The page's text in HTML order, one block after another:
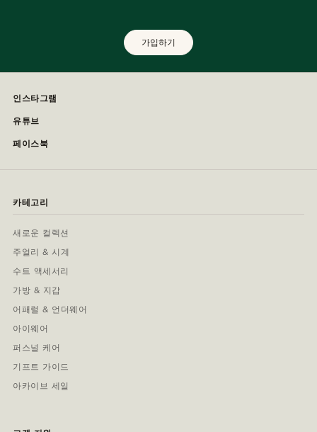
가입하기
인스타그램
유튜브
페이스북
카테고리
새로운 컬렉션
주얼리 & 시계
수트 액세서리
가방 & 지갑
어패럴 & 언더웨어
아이웨어
퍼스널 케어
기프트 가이드
아카이브 세일